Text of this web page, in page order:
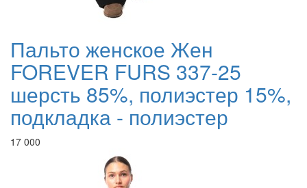
Пальто женское Жен
FOREVER FURS 337-25
шерсть 85%, полиэстер 15%,
подкладка - полиэстер
17 000